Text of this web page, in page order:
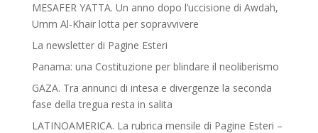
MESAFER YATTA. Un anno dopo l’uccisione di Awdah,
Umm Al-Khair lotta per sopravvivere
La newsletter di Pagine Esteri
Panama: una Costituzione per blindare il neoliberismo
GAZA. Tra annunci di intesa e divergenze la seconda
fase della tregua resta in salita
LATINOAMERICA. La rubrica mensile di Pagine Esteri –